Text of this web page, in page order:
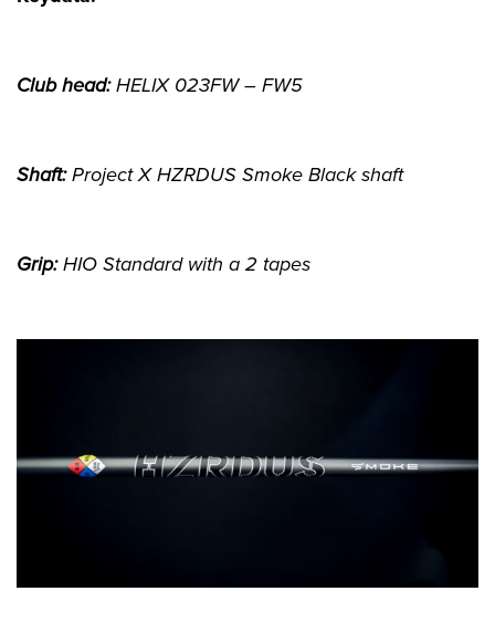
Club head:HELIX 023FW – FW5
Shaft:Project X HZRDUS Smoke Black shaft
Grip:HIO Standard with a 2 tapes